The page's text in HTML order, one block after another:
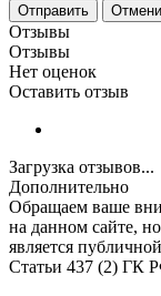
Отзывы
Отзывы
Нет оценок
Оставить отзыв
Загрузка отзывов...
Дополнительно
Обращаем ваше
на данном сайте,
является
Статьи 437 (2) ГК